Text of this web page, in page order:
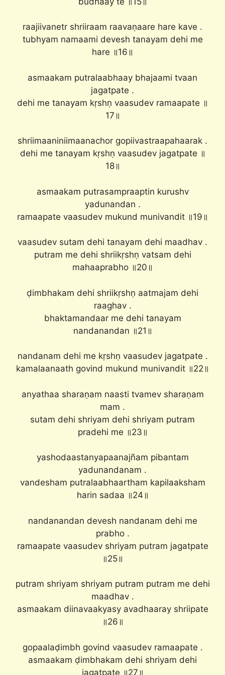
raajiivanetr shriiraam raavaṇaare hare kave .
tubhyam namaami devesh tanayam dehi me
hare ॥16॥
asmaakam putralaabhaay bhajaami tvaan
jagatpate .
dehi me tanayam kṛshṇ vaasudev ramaapate ॥
17॥
shriimaaniniimaanachor gopiivastraapahaarak .
dehi me tanayam kṛshṇ vaasudev jagatpate ॥
18॥
asmaakam putrasampraaptin kurushv
yadunandan .
ramaapate vaasudev mukund munivandit ॥19॥
vaasudev sutam dehi tanayam dehi maadhav .
putram me dehi shriikṛshṇ vatsam dehi
mahaaprabho ॥20॥
ḍimbhakam dehi shriikṛshṇ aatmajam dehi
raaghav .
bhaktamandaar me dehi tanayam
nandanandan ॥21॥
nandanam dehi me kṛshṇ vaasudev jagatpate .
kamalaanaath govind mukund munivandit ॥22॥
anyathaa sharaṇam naasti tvamev sharaṇam
mam .
sutam dehi shriyam dehi shriyam putram
pradehi me ॥23॥
yashodaastanyapaanajñam pibantam
yadunandanam .
vandesham putralaabhaartham kapilaaksham
harin sadaa ॥24॥
nandanandan devesh nandanam dehi me
prabho .
ramaapate vaasudev shriyam putram jagatpate
॥25॥
putram shriyam shriyam putram putram me dehi
maadhav .
asmaakam diinavaakyasy avadhaaray shriipate
॥26॥
gopaalaḍimbh govind vaasudev ramaapate .
asmaakam ḍimbhakam dehi shriyam dehi
jagatpate ॥27॥